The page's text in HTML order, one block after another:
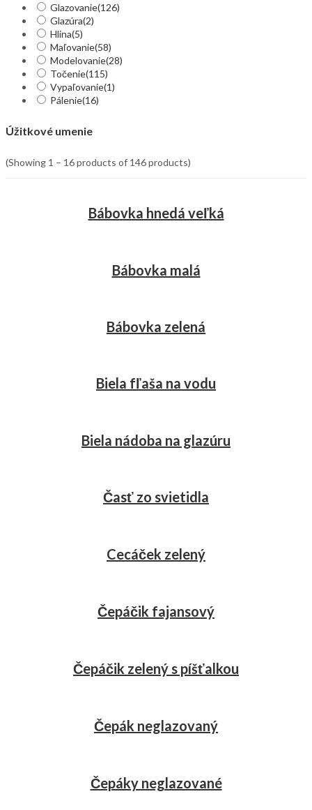
Glazovanie(126)
Glazúra(2)
Hlina(5)
Maľovanie(58)
Modelovanie(28)
Točenie(115)
Vypaľovanie(1)
Pálenie(16)
Úžitkové umenie
(Showing 1 – 16 products of 146 products)
Bábovka hnedá veľká
Bábovka malá
Bábovka zelená
Biela fľaša na vodu
Biela nádoba na glazúru
Časť zo svietidla
Cecáček zelený
Čepáčik fajansový
Čepáčik zelený s píšťalkou
Čepák neglazovaný
Čepáky neglazované